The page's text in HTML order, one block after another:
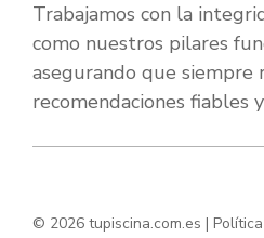
Trabajamos con la
como nuestros pilares
asegurando que siempre
recomendaciones fiables
© 2026 tupiscina.com.es |